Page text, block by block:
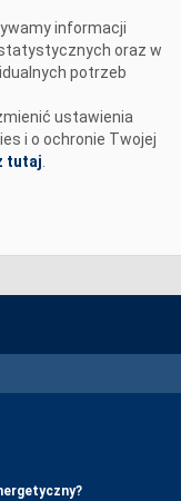
informacji
oraz w
potrzeb
ustawienia
i o ochronie Twojej
tutaj